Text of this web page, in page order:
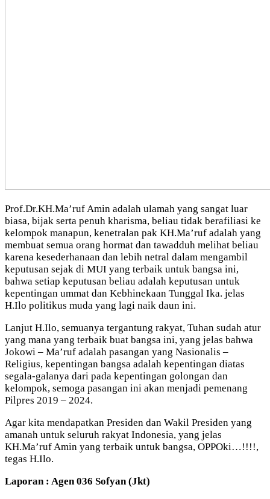
Prof.Dr.KH.Ma’ruf Amin adalah ulamah yang sangat luar
biasa, bijak serta penuh kharisma, beliau tidak berafiliasi ke
kelompok manapun, kenetralan pak KH.Ma’ruf adalah yang
membuat semua orang hormat dan tawadduh melihat beliau
karena kesederhanaan dan lebih netral dalam mengambil
keputusan sejak di MUI yang terbaik untuk bangsa ini,
bahwa setiap keputusan beliau adalah keputusan untuk
kepentingan ummat dan Kebhinekaan Tunggal Ika. jelas
H.Ilo politikus muda yang lagi naik daun ini.
Lanjut H.Ilo, semuanya tergantung rakyat, Tuhan sudah atur
yang mana yang terbaik buat bangsa ini, yang jelas bahwa
Jokowi – Ma’ruf adalah pasangan yang Nasionalis –
Religius, kepentingan bangsa adalah kepentingan diatas
segala-galanya dari pada kepentingan golongan dan
kelompok, semoga pasangan ini akan menjadi pemenang
Pilpres 2019 – 2024.
Agar kita mendapatkan Presiden dan Wakil Presiden yang
amanah untuk seluruh rakyat Indonesia, yang jelas
KH.Ma’ruf Amin yang terbaik untuk bangsa, OPPOki…!!!!,
tegas H.Ilo.
Laporan : Agen 036 Sofyan (Jkt)